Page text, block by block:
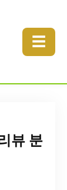
☰
뷰 분